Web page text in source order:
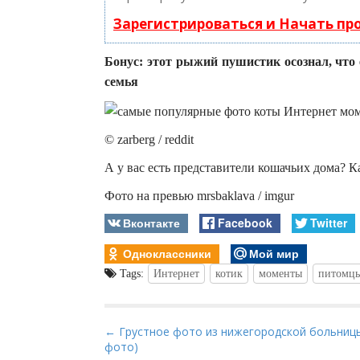
Зарегистрироваться и Начать
Бонус: этот рыжий пушистик осознал, что
семья
© zarberg / reddit
А у вас есть представители кошачьих дома?
Фото на превью mrsbaklava / imgur
Вконтакте Facebook
Twitter
Одноклассники
Мой мир
Tags: Интернет котик моменты
P
o
← Грустное фото из нижегородской
фото)